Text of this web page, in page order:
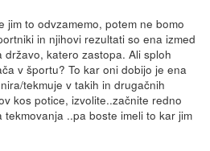
jim to odvzamemo, potem ne bomo
in njihovi rezultati so ena izmed
katero zastopa. Ali sploh
v športu? To kar oni dobijo je ena
tekmuje v takih in drugačnih
kos potice, izvolite..začnite redno
..pa boste imeli to kar jim